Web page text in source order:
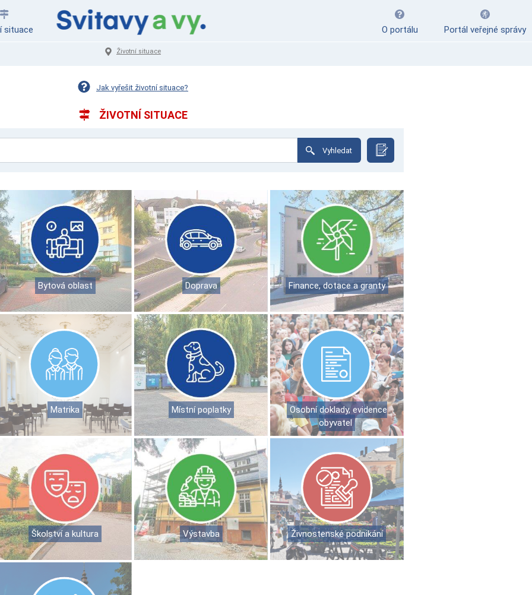
situace O portálu Portál veřejné správy
Životní situace
Jak vyřešit životní situace?
ŽIVOTNÍ SITUACE
Bytová oblast Doprava Finance, dotace a granty
Matrika Místní poplatky
Osobní doklady, evidence
obyvatel
Školství a kultura Výstavba Živnostenské podnikání